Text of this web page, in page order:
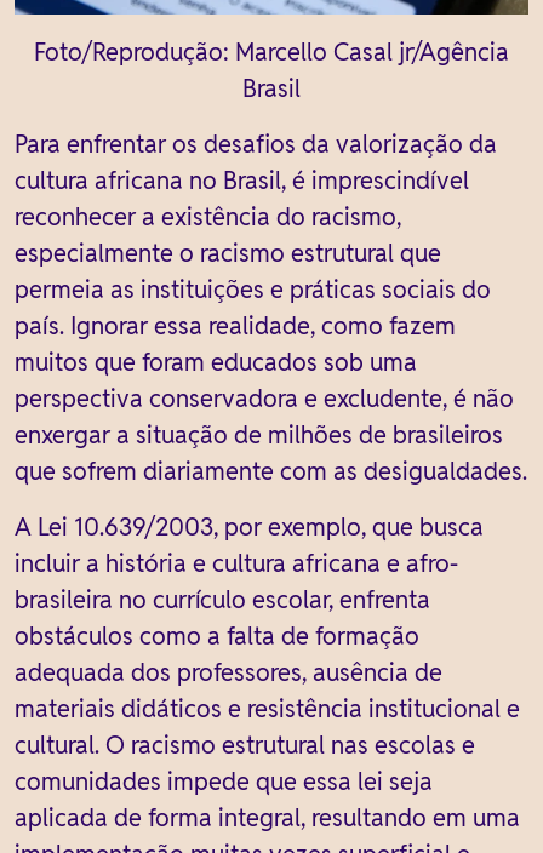
Foto/Reprodução: Marcello Casal jr/Agência
Brasil
Para enfrentar os desafios da valorização da
cultura africana no Brasil, é imprescindível
reconhecer a existência do racismo,
especialmente o racismo estrutural que
permeia as instituições e práticas sociais do
país. Ignorar essa realidade, como fazem
muitos que foram educados sob uma
perspectiva conservadora e excludente, é não
enxergar a situação de milhões de brasileiros
que sofrem diariamente com as desigualdades.
A Lei 10.639/2003, por exemplo, que busca
incluir a história e cultura africana e afro-
brasileira no currículo escolar, enfrenta
obstáculos como a falta de formação
adequada dos professores, ausência de
materiais didáticos e resistência institucional e
cultural. O racismo estrutural nas escolas e
comunidades impede que essa lei seja
aplicada de forma integral, resultando em uma